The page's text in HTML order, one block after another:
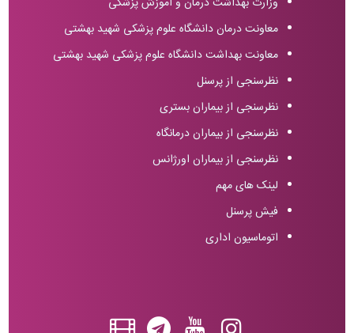
معاونت درمان دانشگاه علوم پزشکی شهید بهشتی
معاونت بهداشت دانشگاه علوم پزشکی شهید بهشتی
نظرسنجی از پرسنل
نظرسنجی از بیماران بستری
نظرسنجی از بیماران درمانگاه
نظرسنجی از بیماران اورژانس
لینک های مهم
فیش پرسنل
اتوماسیون اداری